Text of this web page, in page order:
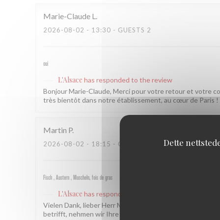
Dette
Marie-Claude L
2026-08-02 - 13:30 - GUESTS 2
oui
L'Alsace has responded to the review
Bonjour Marie-Claude, Merci pour votre retour et votre
très bientôt dans notre établissement, au cœur de Paris !
Martin P
2026-08-02 - 18:15 - GUESTS 2
Fisch , Austern , Muscheln, fois de gras
L'Alsace has responded to the review
Vielen Dank, lieber Herr Martin! Es freut uns sehr zu
betrifft, nehmen wir Ihre Rückmeldung gerne zur